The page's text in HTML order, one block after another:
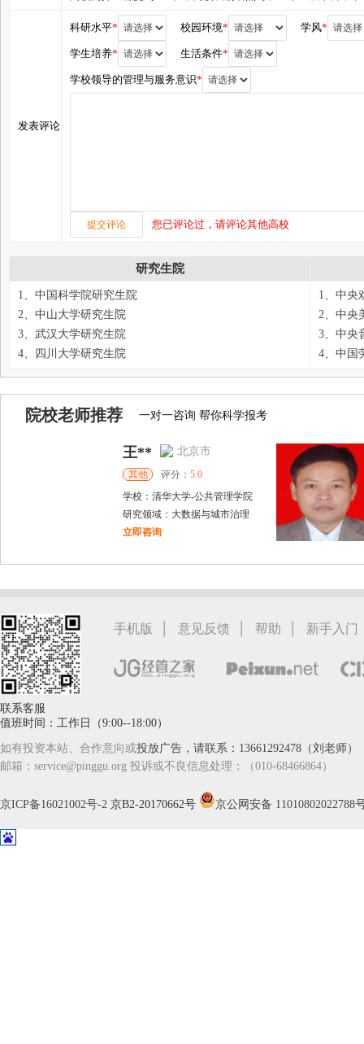
发表评论
科研水平* 校园环境* 学风*
学生培养* 生活条件*
学校领导的管理与服务意识*
您已评论过，请评论其他高校
研究生院
1、中国科学院研究生院
2、中山大学研究生院
3、武汉大学研究生院
4、四川大学研究生院
1、中央
2、中央
3、中央
4、中国
院校老师推荐 一对一咨询 帮你科学报考
王** 北京市
其他 评分： 5.0
学校： 清华大学-公共管理学院
研究领域： 大数据与城市治理
立即咨询
立即咨询
手机版 | 意见反馈 | 帮助 | 新手入门
联系客服
值班时间：工作日（9:00--18:00）
如有投资本站、合作意向或投放广告，请联系：13661292478（刘老师）
邮箱：service@pinggu.org 投诉或不良信息处理：（010-68466864）
京ICP备16021002号-2 京B2-20170662号 京公网安备 11010802022788